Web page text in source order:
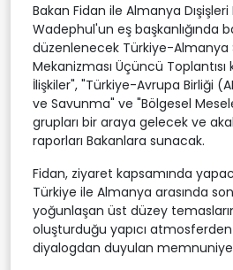
Bakan Fidan ile Almanya Dışişleri
Wadephul'un eş başkanlığında
düzenlenecek Türkiye-Almanya
Mekanizması Üçüncü Toplantısı
İlişkiler", "Türkiye-Avrupa Birliği
ve Savunma" ve "Bölgesel
grupları bir araya gelecek ve
raporları Bakanlara sunacak.
Fidan, ziyaret kapsamında
Türkiye ile Almanya arasında
yoğunlaşan üst düzey
oluşturduğu yapıcı
diyalogdan duyulan